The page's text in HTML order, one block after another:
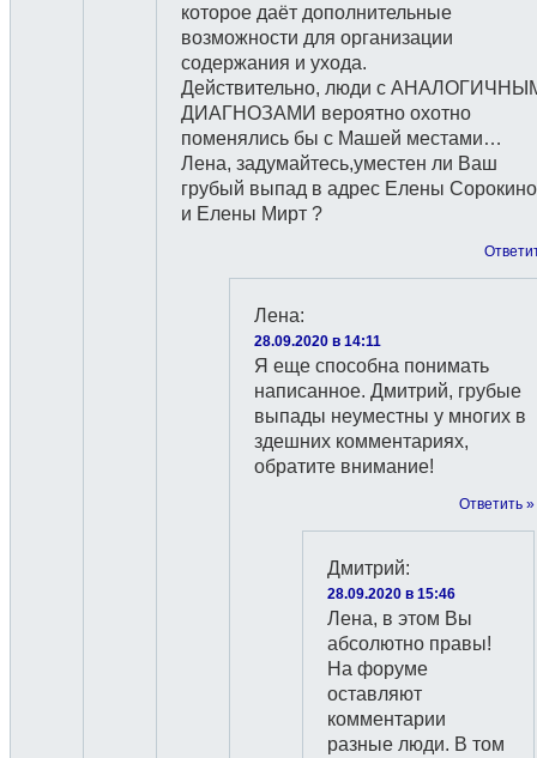
которое даёт дополнительные
возможности для организации
содержания и ухода.
Действительно, люди с
ДИАГНОЗАМИ вероятно охотно
поменялись бы с Машей местами…
Лена, задумайтесь,уместен ли Ваш
грубый выпад в адрес Елены
и Елены Мирт ?
Лена:
28.09.2020 в 14:11
Я еще способна понимать
написанное. Дмитрий, грубые
выпады неуместны у многих в
здешних комментариях,
обратите внимание!
Ответить »
Дмитрий:
28.09.2020 в 15:46
Лена, в этом Вы
абсолютно правы!
На форуме
оставляют
комментарии
разные люди. В том